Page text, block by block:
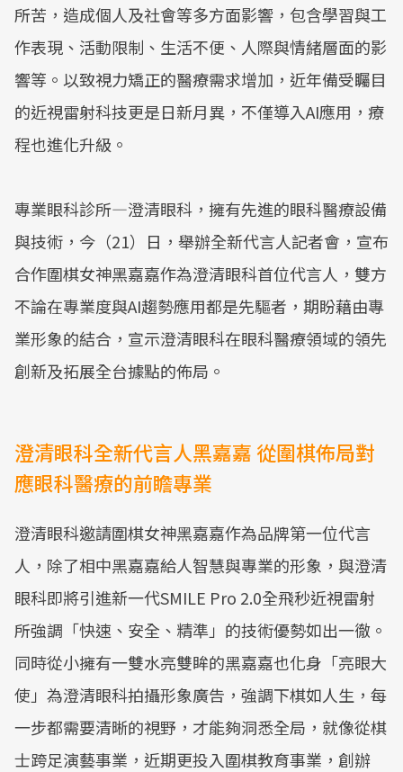
所苦，造成個人及社會等多方面影響，包含學習與工
作表現、活動限制、生活不便、人際與情緒層面的影
響等。以致視力矯正的醫療需求增加，近年備受矚目
的近視雷射科技更是日新月異，不僅導入AI應用，療
程也進化升級。
專業眼科診所—澄清眼科，擁有先進的眼科醫療設備
與技術，今（21）日，舉辦全新代言人記者會，宣布
合作圍棋女神黑嘉嘉作為澄清眼科首位代言人，雙方
不論在專業度與AI趨勢應用都是先驅者，期盼藉由專
業形象的結合，宣示澄清眼科在眼科醫療領域的領先
創新及拓展全台據點的佈局。
澄清眼科全新代言人黑嘉嘉 從圍棋佈局對
應眼科醫療的前瞻專業
澄清眼科邀請圍棋女神黑嘉嘉作為品牌第一位代言
人，除了相中黑嘉嘉給人智慧與專業的形象，與澄清
眼科即將引進新一代SMILE Pro 2.0全飛秒近視雷射
所強調「快速、安全、精準」的技術優勢如出一徹。
同時從小擁有一雙水亮雙眸的黑嘉嘉也化身「亮眼大
使」為澄清眼科拍攝形象廣告，強調下棋如人生，每
一步都需要清晰的視野，才能夠洞悉全局，就像從棋
士跨足演藝事業，近期更投入圍棋教育事業，創辦